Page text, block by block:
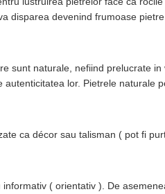
disparea devenind frumoase
sunt naturale, nefiind prelucrate
autenticitatea lor. Pietrele naturale
ca décor sau talisman ( pot fi
informativ ( orientativ ). De